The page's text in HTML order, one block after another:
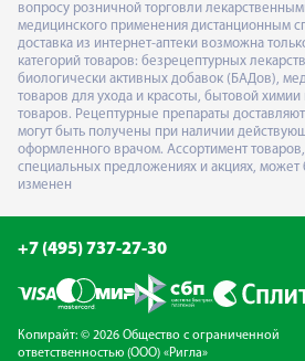
вопросу розничной торговли
медицинского применения дистанционным
доставка из интернет-аптеки возможна
категорий товаров: безрецептурных
биологически активных добавок (БАДов),
товаров для ухода и красоты, бытовой химии
товаров. Рецептурные препараты
могут быть получены при наличии
оформленного врачом. Ассортимент
специальных предложениях и акциях, может
изменен
+7 (495) 737-27-30
Копирайт: © 2026 Общество с ограниченной
ответственностью (ООО) «Ригла»